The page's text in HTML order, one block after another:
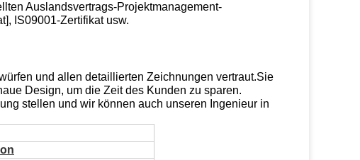
Auslandsvertrags-Projektmanagement-
IS09001-Zertifikat usw.
und allen detaillierten Zeichnungen vertraut.Sie
Design, um die Zeit des Kunden zu sparen.
stellen und wir können auch unseren Ingenieur in